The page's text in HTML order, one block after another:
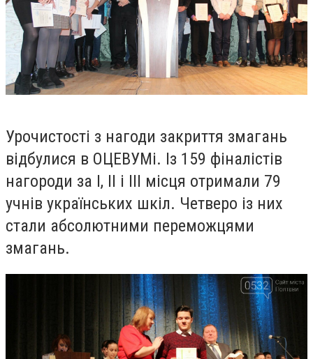
Урочистості з нагоди закриття змагань
відбулися в ОЦЕВУМі. Із 159 фіналістів
нагороди за І, ІІ і ІІІ місця отримали 79
учнів українських шкіл. Четверо із них
стали абсолютними переможцями
змагань.